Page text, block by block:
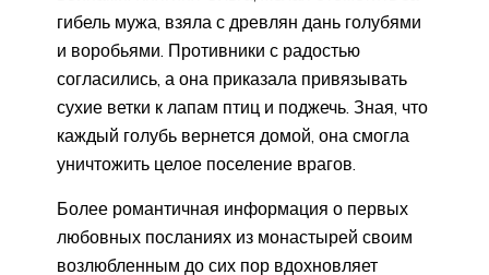
гибель мужа, взяла с древлян дань голубями
и воробьями. Противники с радостью
согласились, а она приказала привязывать
сухие ветки к лапам птиц и поджечь. Зная, что
каждый голубь вернется домой, она смогла
уничтожить целое поселение врагов.
Более романтичная информация о первых
любовных посланиях из монастырей своим
возлюбленным до сих пор вдохновляет